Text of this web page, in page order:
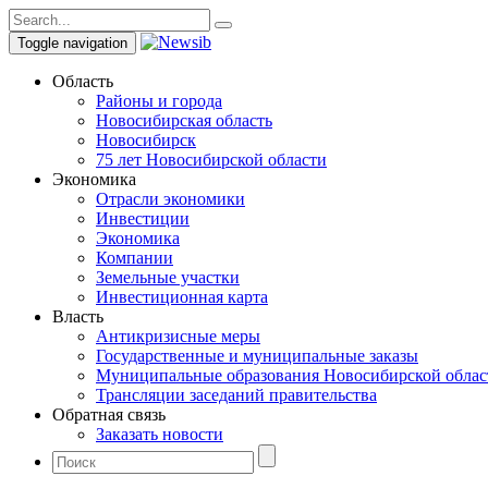
Toggle navigation
Область
Районы и города
Новосибирская область
Новосибирск
75 лет Новосибирской области
Экономика
Отрасли экономики
Инвестиции
Экономика
Компании
Земельные участки
Инвестиционная карта
Власть
Антикризисные меры
Государственные и муниципальные заказы
Муниципальные образования Новосибирской
Трансляции заседаний правительства
Обратная связь
Заказать новости